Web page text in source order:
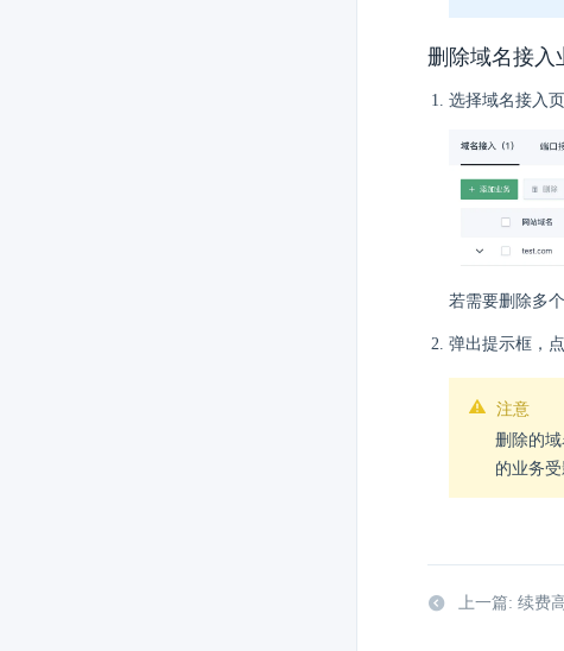
删除域名接入
选择域名接入
若需要删除多
弹出提示框，
注意
删除的
的业务受
上一篇: 续费